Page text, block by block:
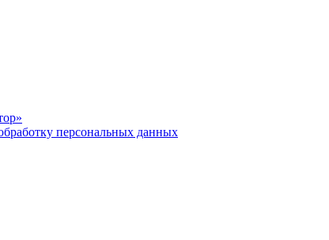
персональных данных